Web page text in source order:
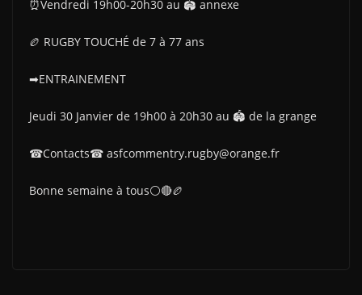
⏰Vendredi 19h00-20h30 au 🏟 annexe
🏉 RUGBY TOUCHÉ de 7 à 77 ans
➡ENTRAINEMENT
Jeudi 30 Janvier de 19h00 à 20h30 au 🏟 de la grange
☎Contacts☎ asfcommentry.rugby@orange.fr
Bonne semaine à tous⚪🔴🏉